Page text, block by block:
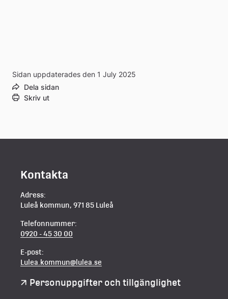
Sidan uppdaterades den 1 July 2025
Dela sidan
Skriv ut
Kontakta
Adress:
Luleå kommun, 971 85 Luleå
Telefonnummer:
0920 - 45 30 00
E-post:
Lulea.kommun@lulea.se
Personuppgifter och tillgänglighet